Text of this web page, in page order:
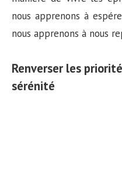
nous apprenons à
nous apprenons à nous
Renverser les
sérénité